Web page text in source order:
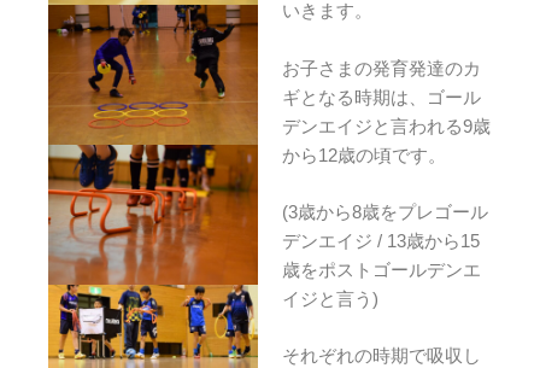
いきます。
お子さまの発育発達のカ
ギとなる時期は、ゴール
デンエイジと言われる9歳
から12歳の頃です。
(3歳から8歳をプレゴール
デンエイジ / 13歳から15
歳をポストゴールデンエ
イジと言う)
それぞれの時期で吸収し